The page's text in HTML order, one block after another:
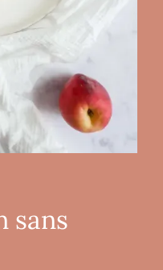
sans